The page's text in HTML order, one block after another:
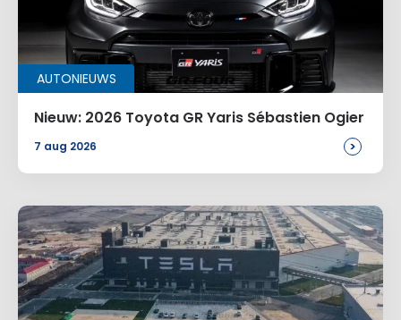
AUTONIEUWS
Nieuw: 2026 Toyota GR Yaris Sébastien Ogier
7 aug 2026 >